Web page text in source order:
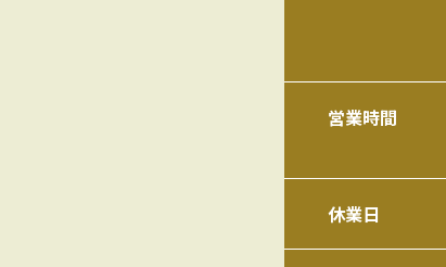
営業時間
休業日